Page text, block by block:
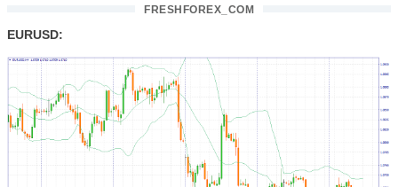
FRESHFOREX_COM
EURUSD: